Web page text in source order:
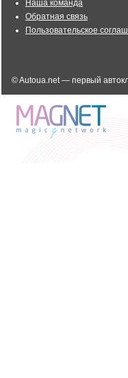
Наша команда
Обратная связь
Пользовательское
© Autoua.net — первый